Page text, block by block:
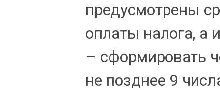
предусмотрены
оплаты налога, а
– сформировать
не позднее 9